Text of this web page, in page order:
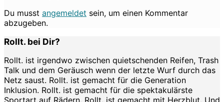
Du musst angemeldet sein, um einen Kommentar
abzugeben.
Rollt. bei Dir?
Rollt. ist irgendwo zwischen quietschenden Reifen, Trash
Talk und dem Geräusch wenn der letzte Wurf durch das
Netz saust. Rollt. ist gemacht für die Generation
Inklusion. Rollt. ist gemacht für die spektakulärste